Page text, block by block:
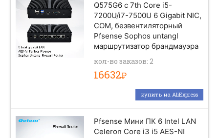
Q575G6 с 7th Core i5-
7200U/i7-7500U 6 Gigabit NIC,
COM, безвентиляторный
Pfsense Sophos untangl
маршрутизатор брандмауэра
кол-во заказов: 2
16632Р
купить на AliExpress
Pfsense Мини ПК 6 Intel LAN
Celeron Core i3 i5 AES-NI